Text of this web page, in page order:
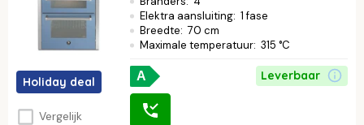
Holiday deal
Vergelijk
Elektra aansluiting: 1 fase
Breedte: 70 cm
Maximale temperatuur: 315 °C
A Leverbaar